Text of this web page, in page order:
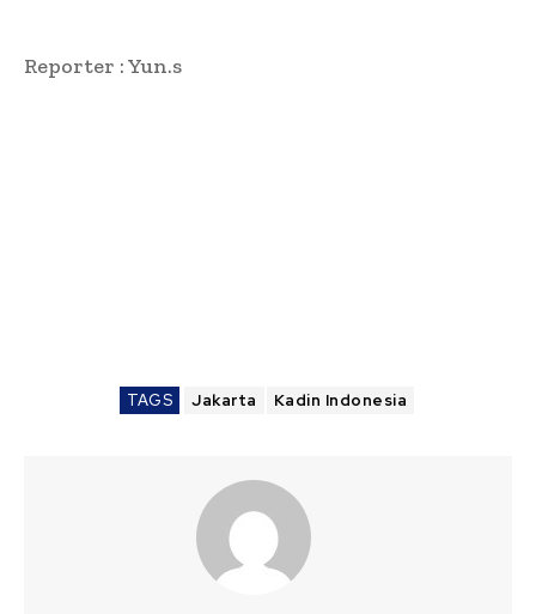
Reporter : Yun.s
TAGS Jakarta Kadin Indonesia